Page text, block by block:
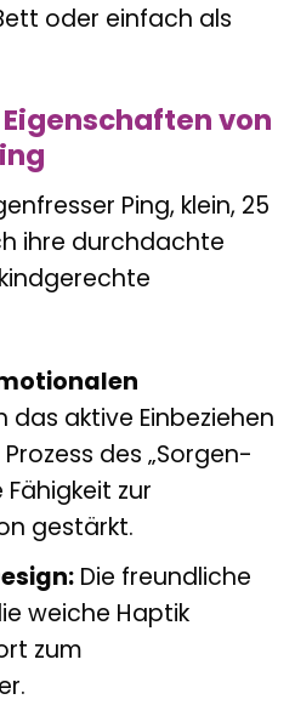
oder einfach als
von
Ping, klein, 25
ihre durchdachte
das aktive Einbeziehen
des „Sorgen-
Fähigkeit zur
gestärkt.
Die freundliche
weiche Haptik
zum